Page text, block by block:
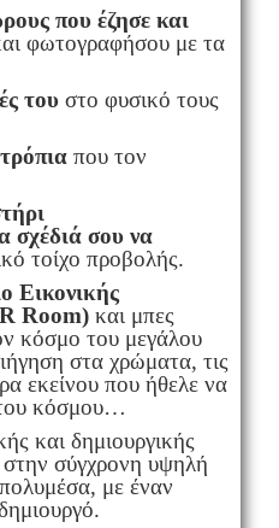
που έζησε και
φωτογραφήσου με τα
τουστο φυσικό τους
που τον
σχέδιά σου να
τοίχο προβολής.
Εικονικής
Room)και μπες
κόσμο του μεγάλου
στα χρώματα, τις
εκείνου που ήθελε να
κόσμου…
και δημιουργικής
σύγχρονη υψηλή
με έναν